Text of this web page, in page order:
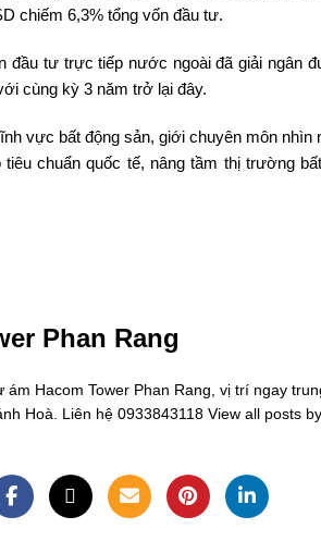
chiếm 6,3% tổng vốn đầu tư.
đầu tư trực tiếp nước ngoài đã giải ngân
cùng kỳ 3 năm trở lại đây.
vực bất động sản, giới chuyên môn nhìn
chuẩn quốc tế, nâng tầm thị trường
Phan Rang
ám Hacom Tower Phan Rang, vị trí ngay
Hoà. Liên hệ 0933843118 View all posts